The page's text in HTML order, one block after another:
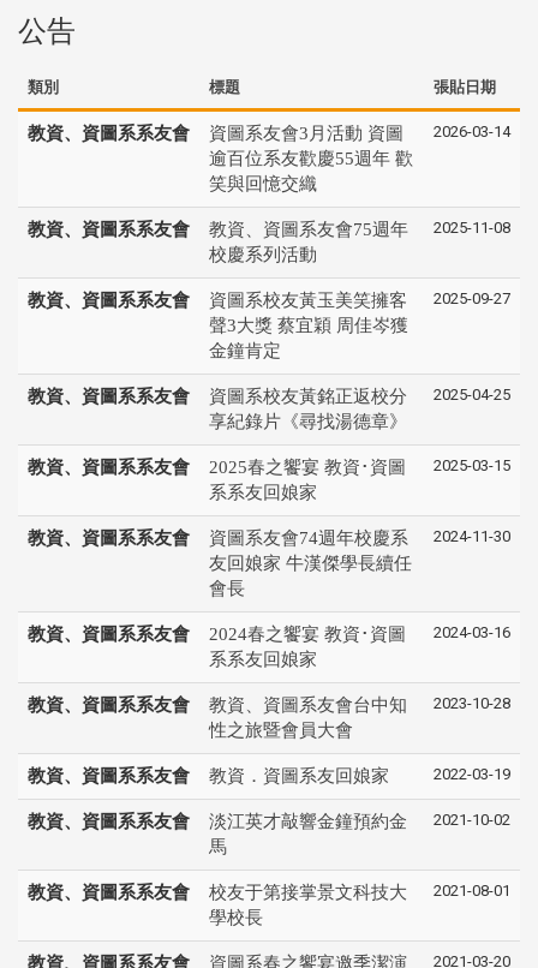
公告
類別 標題 張貼日期
教資、資圖系系友會
資圖系友會3月活動 資圖
逾百位系友歡慶55週年 歡
笑與回憶交織
2026-03-14
教資、資圖系系友會
教資、資圖系友會75週年
校慶系列活動
2025-11-08
教資、資圖系系友會
資圖系校友黃玉美笑擁客
聲3大獎 蔡宜穎 周佳岑獲
金鐘肯定
2025-09-27
教資、資圖系系友會
資圖系校友黃銘正返校分
享紀錄片《尋找湯德章》
2025-04-25
教資、資圖系系友會
2025春之饗宴 教資･資圖
系系友回娘家
2025-03-15
教資、資圖系系友會
資圖系友會74週年校慶系
友回娘家 牛漢傑學長續任
會長
2024-11-30
教資、資圖系系友會
2024春之饗宴 教資･資圖
系系友回娘家
2024-03-16
教資、資圖系系友會
教資、資圖系友會台中知
性之旅暨會員大會
2023-10-28
教資、資圖系系友會 教資．資圖系友回娘家 2022-03-19
教資、資圖系系友會
淡江英才敲響金鐘預約金
馬
2021-10-02
教資、資圖系系友會
校友于第接掌景文科技大
學校長
2021-08-01
教資、資圖系系友會
資圖系春之饗宴邀季潔演
2021-03-20